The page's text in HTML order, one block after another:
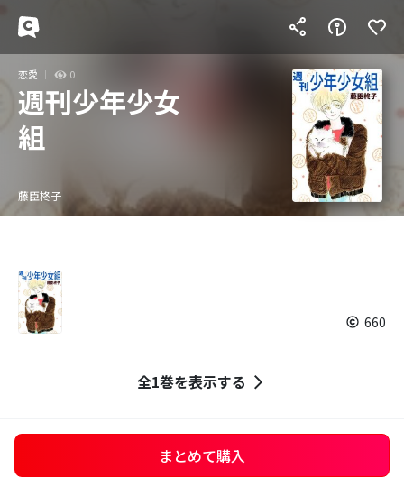
恋愛 0
週刊少年少女
組
藤臣柊子
660
全1巻を表示する
まとめて購入